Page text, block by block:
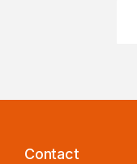
Contact